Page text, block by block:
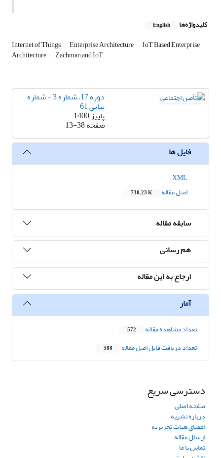
کلیدواژه‌ها English
Internet of Things Enterprise Architecture IoT Based Enterprise
Architecture Zachman and IoT
دوره 17، شماره 3 - شماره
پیاپی 61
پاییز 1400
صفحه13-38
فایل ها
اصل مقاله
730.23 K
سابقه مقاله
هم رسانی
ارجاع به این مقاله
آمار
تعداد مشاهده مقاله 572
تعداد دریافت فایل اصل مقاله 588
دسترسی سریع
صفحه اصلی
درباره نشریه
اعضای هیات تحریریه
ارسال مقاله
تماس با ما